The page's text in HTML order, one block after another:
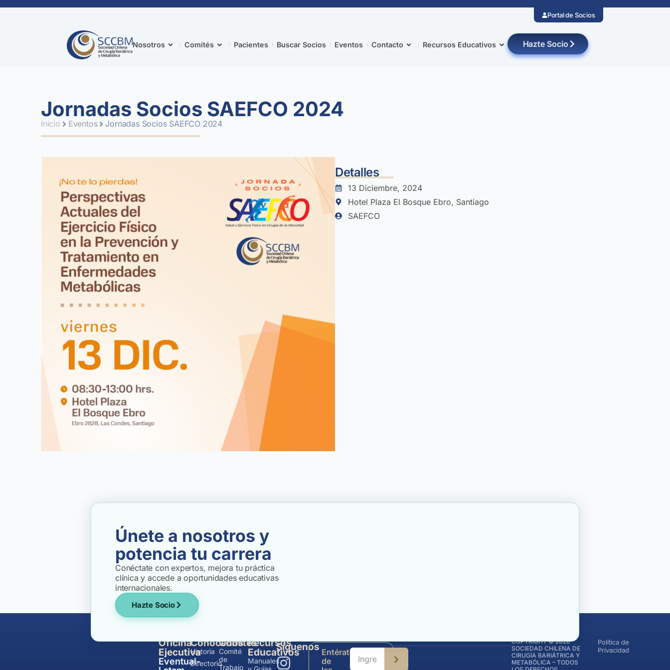
Portal de Socios
Nosotros Comités Pacientes Buscar Socios Eventos Contacto Recursos Educativos Hazte Socio
Jornadas Socios SAEFCO 2024
Inicio Eventos Jornadas Socios SAEFCO 2024
Detalles
13 Diciembre, 2024
Hotel Plaza El Bosque Ebro, Santiago
SAEFCO
Únete a nosotros y
potencia tu carrera
Conéctate con expertos, mejora tu práctica
clínica y accede a oportunidades educativas
internacionales.
Hazte Socio
Oficina
Ejecutiva
Eventual-
Conócenos
Historia
Directorio
Comités
Comité
de
Trabajo
Recursos
Educativos
Manuales
Síguenos Entérate
de
COPYRIGHT © 2026
SOCIEDAD CHILENA DE
CIRUGÍA BARIÁTRICA Y
METABÓLICA – TODOS
Política de
Privacidad